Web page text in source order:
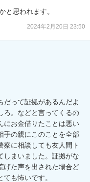
と思われます。
2024年2月20日 23:50
だって証拠があるんだよ
ろ。などと言ってくるの
にお金借りたことは悪い
手の親にこのことを全部
察に相談しても友人間ト
しまいました。証拠がな
げた声を出された場合ど
も怖いです。